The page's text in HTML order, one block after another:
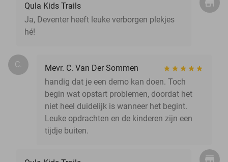
Qula Kids Trails
Ja, Deventer heeft leuke verborgen plekjes
hé!
C.
Mevr. C. Van Der Sommen
handig dat je een demo kan doen. Toch
begin wat opstart problemen, doordat het
niet heel duidelijk is wanneer het begint.
Leuke opdrachten en de kinderen zijn een
tijdje buiten.